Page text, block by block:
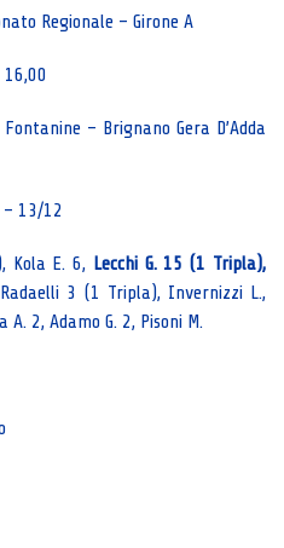
Regionale – Girone A
– Brignano Gera D’Adda
13/12
Kola E. 6, Lecchi G. 15 (1 Tripla),
3 (1 Tripla), Invernizzi L.,
2, Adamo G. 2, Pisoni M.